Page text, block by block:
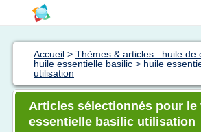
Accueil > Thèmes & articles : huile de
huile essentielle basilic > huile
utilisation
Articles sélectionnés pour le
essentielle basilic utilisation